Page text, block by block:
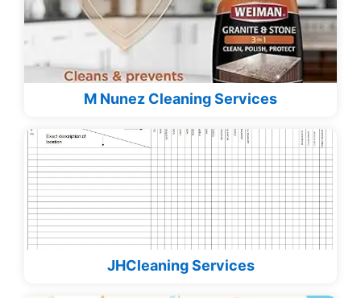
M Nunez Cleaning Services
JHCleaning Services